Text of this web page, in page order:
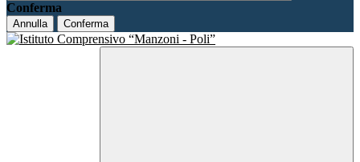
Conferma
Annulla Conferma